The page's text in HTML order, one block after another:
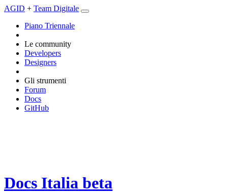
AGID + Team Digitale
Piano Triennale
Le community
Developers
Designers
Gli strumenti
Forum
Docs
GitHub
Docs Italia beta